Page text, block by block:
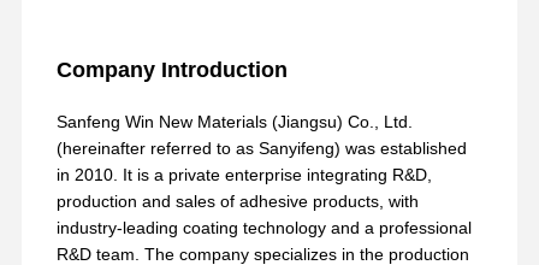
Company Introduction
Sanfeng Win New Materials (Jiangsu) Co., Ltd.
(hereinafter referred to as Sanyifeng) was established
in 2010. It is a private enterprise integrating R&D,
production and sales of adhesive products, with
industry-leading coating technology and a professional
R&D team. The company specializes in the production